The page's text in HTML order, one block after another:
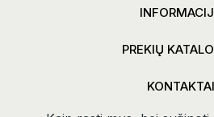
PREKIŲ
KONTAKTAI